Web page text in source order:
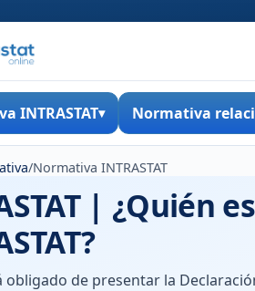
INTRASTAT Normativa
/Normativa INTRASTAT
| ¿Quién
obligado de presentar la